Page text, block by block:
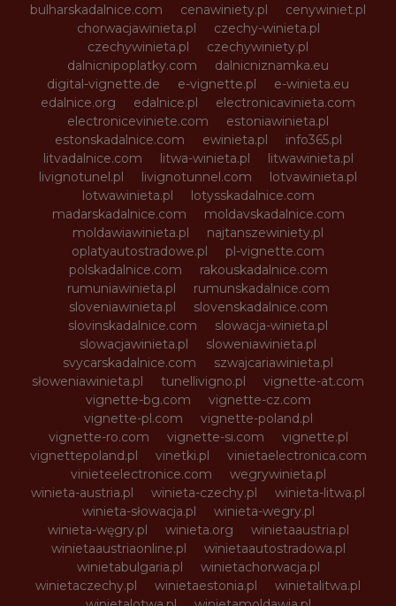
bulharskadalnice.com
cenawiniety.pl
cenywiniet.pl
chorwacjawinieta.pl
czechy-winieta.pl
czechywinieta.pl
czechywiniety.pl
dalnicnipoplatky.com
dalnicniznamka.eu
digital-vignette.de
e-vignette.pl
e-winieta.eu
edalnice.org
edalnice.pl
electronicavinieta.com
electroniceviniete.com
estoniawinieta.pl
estonskadalnice.com
ewinieta.pl
info365.pl
litvadalnice.com
litwa-winieta.pl
litwawinieta.pl
livignotunel.pl
livignotunnel.com
lotvawinieta.pl
lotwawinieta.pl
lotysskadalnice.com
madarskadalnice.com
moldavskadalnice.com
moldawiawinieta.pl
najtanszewiniety.pl
oplatyautostradowe.pl
pl-vignette.com
polskadalnice.com
rakouskadalnice.com
rumuniawinieta.pl
rumunskadalnice.com
sloveniawinieta.pl
slovenskadalnice.com
slovinskadalnice.com
slowacja-winieta.pl
slowacjawinieta.pl
sloweniawinieta.pl
svycarskadalnice.com
szwajcariawinieta.pl
słoweniawinieta.pl
tunellivigno.pl
vignette-at.com
vignette-bg.com
vignette-cz.com
vignette-pl.com
vignette-poland.pl
vignette-ro.com
vignette-si.com
vignette.pl
vignettepoland.pl
vinetki.pl
vinietaelectronica.com
vinieteelectronice.com
wegrywinieta.pl
winieta-austria.pl
winieta-czechy.pl
winieta-litwa.pl
winieta-słowacja.pl
winieta-wegry.pl
winieta-węgry.pl
winieta.org
winietaaustria.pl
winietaaustriaonline.pl
winietaautostradowa.pl
winietabulgaria.pl
winietachorwacja.pl
winietaczechy.pl
winietaestonia.pl
winietalitwa.pl